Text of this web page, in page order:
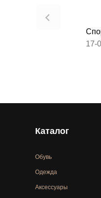
17-
Каталог
Обувь
Одежда
Аксессуары